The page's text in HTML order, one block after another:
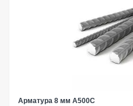
Арматура 8 мм А500С